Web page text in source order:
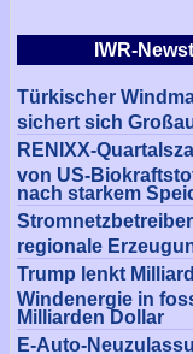
IWR-
Türkischer
sichert sich
RENIXX-
von US-
nach starkem
regionale
Trump lenkt
Windenergie in
Milliarden Dollar
E-Auto-